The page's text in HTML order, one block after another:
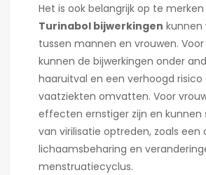
Het is ook belangrijk op te
Turinabol bijwerkingen kunnen
tussen mannen en vrouwen.
kunnen de bijwerkingen onder
haaruitval en een verhoogd
vaatziekten omvatten. Voor
effecten ernstiger zijn en
van virilisatie optreden, zoals een
lichaamsbeharing en
menstruatiecyclus.